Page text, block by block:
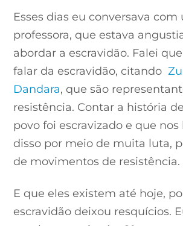
Esses dias eu conversava com
professora, que estava
abordar a escravidão. Falei
falar da escravidão, citando
Dandara, que são
resistência. Contar a história
povo foi escravizado e que nos
disso por meio de muita luta,
de movimentos de resistência.
E que eles existem até hoje,
escravidão deixou resquícios.